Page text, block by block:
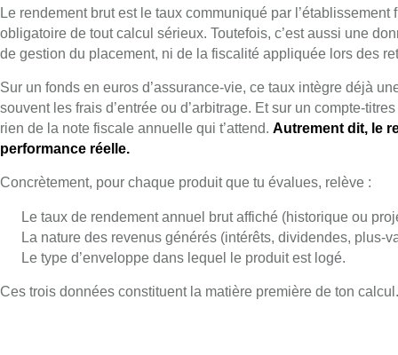
Le rendement brut est le taux communiqué par
obligatoire de tout calcul sérieux. Toutefois, c’est aussi une
de gestion du placement, ni de la fiscalité appliquée lors des
Sur un fonds en euros d’assurance-vie, ce taux intègre déjà
souvent les frais d’entrée ou d’arbitrage. Et sur un compte-
rien de la note fiscale annuelle qui t’attend. Autrement dit, le
performance réelle.
Concrètement, pour chaque produit que tu évalues, relève :
Le taux de rendement annuel brut affiché (historique ou
La nature des revenus générés (intérêts, dividendes, plus-
Le type d’enveloppe dans lequel le produit est logé.
Ces trois données constituent la matière première de ton